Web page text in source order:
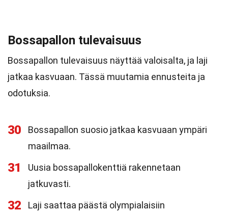
Bossapallon tulevaisuus
Bossapallon tulevaisuus näyttää valoisalta, ja laji
jatkaa kasvuaan. Tässä muutamia ennusteita ja
odotuksia.
30
Bossapallon suosio jatkaa kasvuaan ympäri
maailmaa.
31
Uusia bossapallokenttiä rakennetaan
jatkuvasti.
32
Laji saattaa päästä olympialaisiin